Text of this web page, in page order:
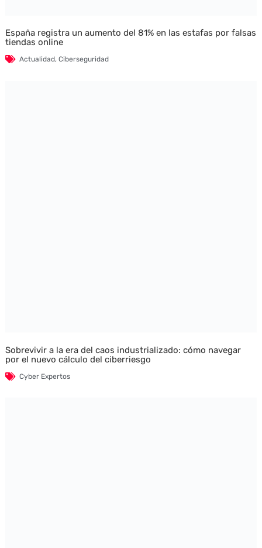
España registra un aumento del 81% en las estafas por falsas
tiendas online
Actualidad, Ciberseguridad
Sobrevivir a la era del caos industrializado: cómo navegar
por el nuevo cálculo del ciberriesgo
Cyber Expertos